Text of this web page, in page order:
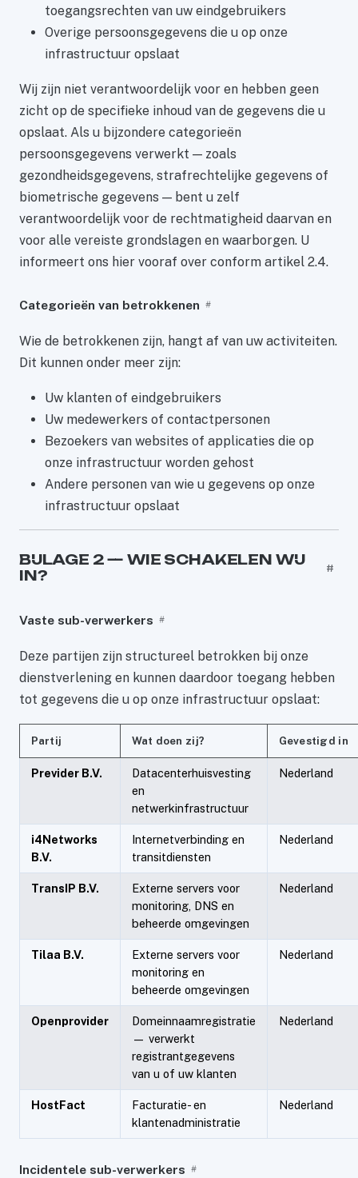
toegangsrechten van uw eindgebruikers
Overige persoonsgegevens die u op onze
infrastructuur opslaat
Wij zijn niet verantwoordelijk voor en hebben geen
zicht op de specifieke inhoud van de gegevens die u
opslaat. Als u bijzondere categorieën
persoonsgegevens verwerkt — zoals
gezondheidsgegevens, strafrechtelijke gegevens of
biometrische gegevens — bent u zelf
verantwoordelijk voor de rechtmatigheid daarvan en
voor alle vereiste grondslagen en waarborgen. U
informeert ons hier vooraf over conform artikel 2.4.
Categorieën van betrokkenen #
Wie de betrokkenen zijn, hangt af van uw activiteiten.
Dit kunnen onder meer zijn:
Uw klanten of eindgebruikers
Uw medewerkers of contactpersonen
Bezoekers van websites of applicaties die op
onze infrastructuur worden gehost
Andere personen van wie u gegevens op onze
infrastructuur opslaat
BIJLAGE 2 — WIE SCHAKELEN WIJ
IN?
#
Vaste sub-verwerkers #
Deze partijen zijn structureel betrokken bij onze
dienstverlening en kunnen daardoor toegang hebben
tot gegevens die u op onze infrastructuur opslaat:
Partij Wat doen zij? Gevestigd in
Previder B.V.
Datacenterhuisvesting
en
netwerkinfrastructuur
Nederland
i4Networks
B.V.
Internetverbinding en
transitdiensten
Nederland
TransIP B.V.
Externe servers voor
monitoring, DNS en
beheerde omgevingen
Nederland
Tilaa B.V.
Externe servers voor
monitoring en
beheerde omgevingen
Nederland
Openprovider
Domeinnaamregistratie
— verwerkt
registrantgegevens
van u of uw klanten
Nederland
HostFact
Facturatie- en
klantenadministratie
Nederland
Incidentele sub-verwerkers #